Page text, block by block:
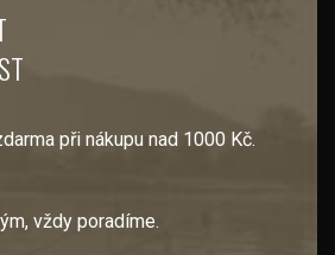
při nákupu nad 1000 Kč.
vždy poradíme.